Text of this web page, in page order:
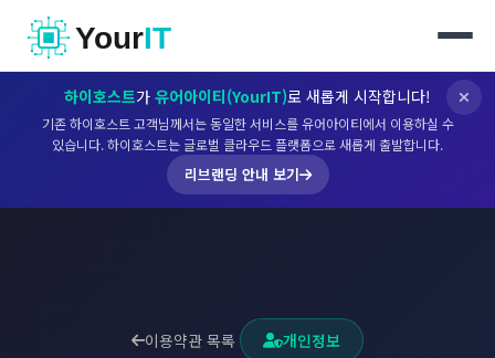
하이호스트가 유어아이티(YourIT)로 새롭게 시작합니다!
기존 하이호스트 고객님께서는 동일한 서비스를 유어아이티에서 이용하실 수
있습니다. 하이호스트는 글로벌 클라우드 플랫폼으로 새롭게 출발합니다.
리브랜딩 안내 보기
YourIT
이용약관 목록 개인정보